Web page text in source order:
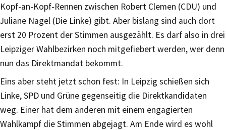
Kopf-an-Kopf-Rennen zwischen Robert Clemen (CDU) und
Juliane Nagel (Die Linke) gibt. Aber bislang sind auch dort
erst 20 Prozent der Stimmen ausgezählt. Es darf also in drei
Leipziger Wahlbezirken noch mitgefiebert werden, wer denn
nun das Direktmandat bekommt.
Eins aber steht jetzt schon fest: In Leipzig schießen sich
Linke, SPD und Grüne gegenseitig die Direktkandidaten
weg. Einer hat dem anderen mit einem engagierten
Wahlkampf die Stimmen abgejagt. Am Ende wird es wohl